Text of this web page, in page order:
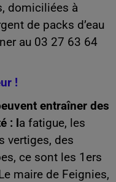
domiciliées à
de packs d’eau
au 03 27 63 64
!
entraîner des
: l a fatigue, les
vertiges, des
ce sont les 1ers
maire de Feignies,